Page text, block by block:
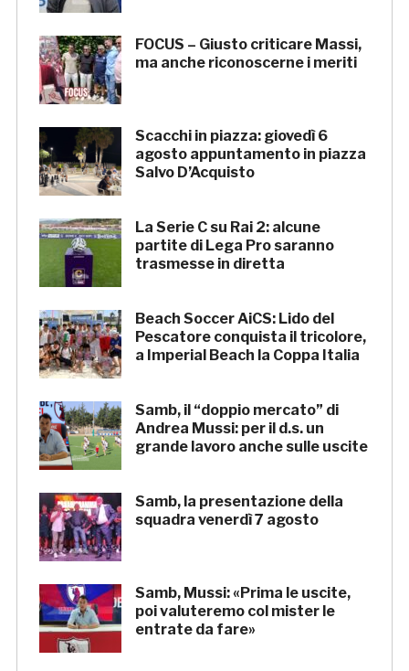
FOCUS – Giusto criticare Massi,
ma anche riconoscerne i meriti
Scacchi in piazza: giovedì 6
agosto appuntamento in piazza
Salvo D’Acquisto
La Serie C su Rai 2: alcune
partite di Lega Pro saranno
trasmesse in diretta
Beach Soccer AiCS: Lido del
Pescatore conquista il tricolore,
a Imperial Beach la Coppa Italia
Samb, il “doppio mercato” di
Andrea Mussi: per il d.s. un
grande lavoro anche sulle uscite
Samb, la presentazione della
squadra venerdì 7 agosto
Samb, Mussi: «Prima le uscite,
poi valuteremo col mister le
entrate da fare»